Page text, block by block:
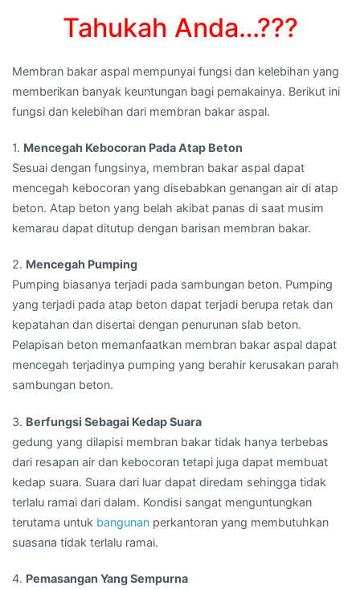
Tahukah Anda…???
Membran bakar aspal mempunyai fungsi dan kelebihan yang
memberikan banyak keuntungan bagi pemakainya. Berikut ini
fungsi dan kelebihan dari membran bakar aspal.
1. Mencegah Kebocoran Pada Atap Beton
Sesuai dengan fungsinya, membran bakar aspal dapat
mencegah kebocoran yang disebabkan genangan air di atap
beton. Atap beton yang belah akibat panas di saat musim
kemarau dapat ditutup dengan barisan membran bakar.
2. Mencegah Pumping
Pumping biasanya terjadi pada sambungan beton. Pumping
yang terjadi pada atap beton dapat terjadi berupa retak dan
kepatahan dan disertai dengan penurunan slab beton.
Pelapisan beton memanfaatkan membran bakar aspal dapat
mencegah terjadinya pumping yang berahir kerusakan parah
sambungan beton.
3. Berfungsi Sebagai Kedap Suara
gedung yang dilapisi membran bakar tidak hanya terbebas
dari resapan air dan kebocoran tetapi juga dapat membuat
kedap suara. Suara dari luar dapat diredam sehingga tidak
terlalu ramai dari dalam. Kondisi sangat menguntungkan
terutama untuk bangunan perkantoran yang membutuhkan
suasana tidak terlalu ramai.
4. Pemasangan Yang Sempurna